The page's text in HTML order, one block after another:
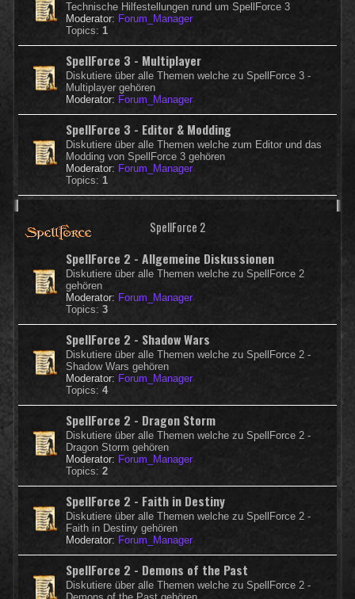
Technische Hilfestellungen rund um SpellForce 3
Moderator: Forum_Manager
Topics: 1
SpellForce 3 - Multiplayer
Diskutiere über alle Themen welche zu SpellForce 3 -
Multiplayer gehören
Moderator: Forum_Manager
SpellForce 3 - Editor & Modding
Diskutiere über alle Themen welche zum Editor und das
Modding von SpellForce 3 gehören
Moderator: Forum_Manager
Topics: 1
SpellForce 2
SpellForce 2 - Allgemeine Diskussionen
Diskutiere über alle Themen welche zu SpellForce 2
gehören
Moderator: Forum_Manager
Topics: 3
SpellForce 2 - Shadow Wars
Diskutiere über alle Themen welche zu SpellForce 2 -
Shadow Wars gehören
Moderator: Forum_Manager
Topics: 4
SpellForce 2 - Dragon Storm
Diskutiere über alle Themen welche zu SpellForce 2 -
Dragon Storm gehören
Moderator: Forum_Manager
Topics: 2
SpellForce 2 - Faith in Destiny
Diskutiere über alle Themen welche zu SpellForce 2 -
Faith in Destiny gehören
Moderator: Forum_Manager
SpellForce 2 - Demons of the Past
Diskutiere über alle Themen welche zu SpellForce 2 -